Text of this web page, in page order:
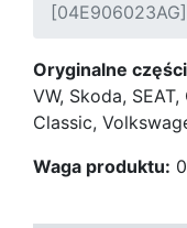
[04E906023AG]
Oryginalne
VW, Skoda,
Classic,
Waga produktu: